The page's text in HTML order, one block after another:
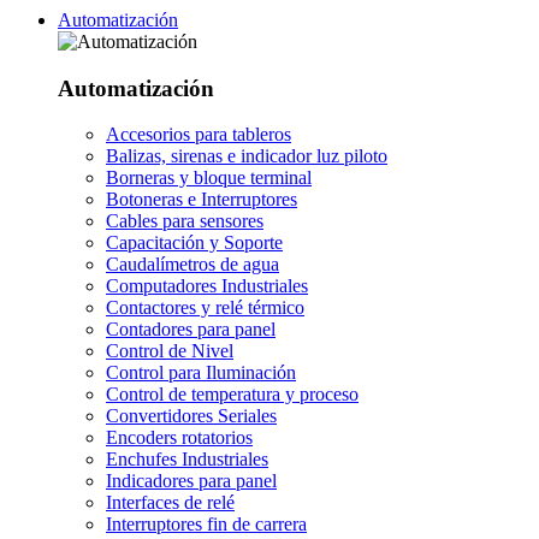
Automatización
Automatización
Accesorios para tableros
Balizas, sirenas e indicador luz piloto
Borneras y bloque terminal
Botoneras e Interruptores
Cables para sensores
Capacitación y Soporte
Caudalímetros de agua
Computadores Industriales
Contactores y relé térmico
Contadores para panel
Control de Nivel
Control para Iluminación
Control de temperatura y proceso
Convertidores Seriales
Encoders rotatorios
Enchufes Industriales
Indicadores para panel
Interfaces de relé
Interruptores fin de carrera